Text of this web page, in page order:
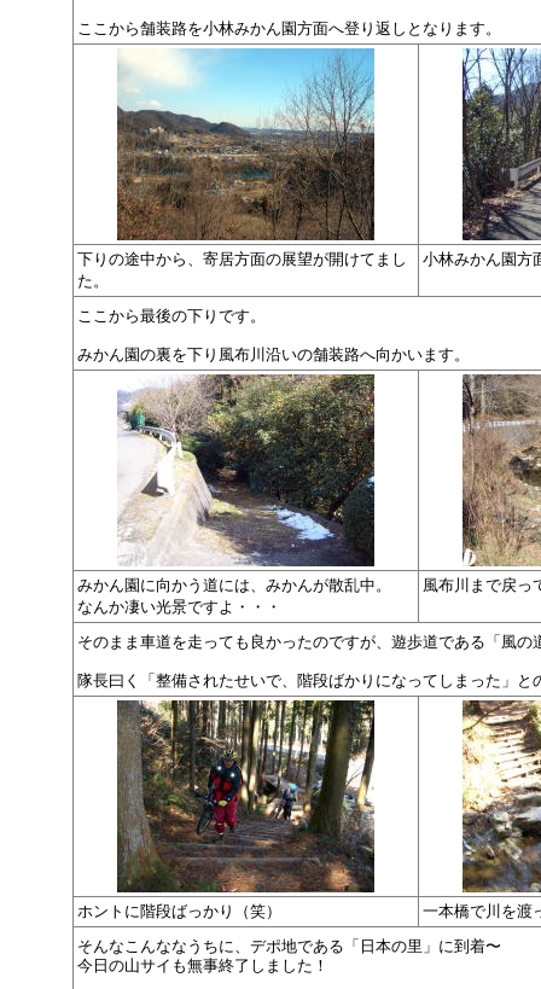
ここから舗装路を小林みかん園方面へ登り返しとなります。
下りの途中から、寄居方面の展望が開けてまし
た。
小林みかん園方
ここから最後の下りです。
みかん園の裏を下り風布川沿いの舗装路へ向かいます。
みかん園に向かう道には、みかんが散乱中。
なんか凄い光景ですよ・・・
風布川まで戻っ
そのまま車道を走っても良かったのですが、遊歩道である「風の
隊長曰く「整備されたせいで、階段ばかりになってしまった」
ホントに階段ばっかり（笑）
一本橋で川を渡
そんなこんななうちに、デポ地である「日本の里」に到着〜
今日の山サイも無事終了しました！